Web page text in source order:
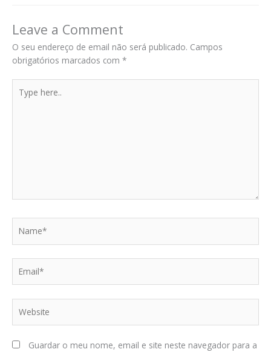
Leave a Comment
O seu endereço de email não será publicado. Campos
obrigatórios marcados com *
here..
Guardar o meu nome, email e site neste navegador para a